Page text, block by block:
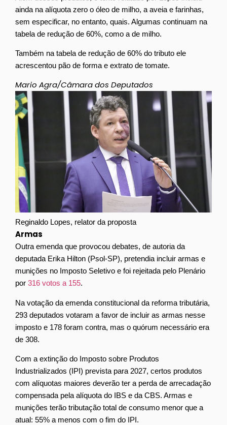
ainda na alíquota zero o óleo de milho, a aveia e farinhas,
sem especificar, no entanto, quais. Algumas continuam na
tabela de redução de 60%, como a de milho.
Também na tabela de redução de 60% do tributo ele
acrescentou pão de forma e extrato de tomate.
Mario Agra/Câmara dos Deputados
Reginaldo Lopes, relator da proposta
Armas
Outra emenda que provocou debates, de autoria da
deputada Erika Hilton (Psol-SP), pretendia incluir armas e
munições no Imposto Seletivo e foi rejeitada pelo Plenário
por 316 votos a 155.
Na votação da emenda constitucional da reforma tributária,
293 deputados votaram a favor de incluir as armas nesse
imposto e 178 foram contra, mas o quórum necessário era
de 308.
Com a extinção do Imposto sobre Produtos
Industrializados (IPI) prevista para 2027, certos produtos
com alíquotas maiores deverão ter a perda de arrecadação
compensada pela alíquota do IBS e da CBS. Armas e
munições terão tributação total de consumo menor que a
atual: 55% a menos com o fim do IPI.